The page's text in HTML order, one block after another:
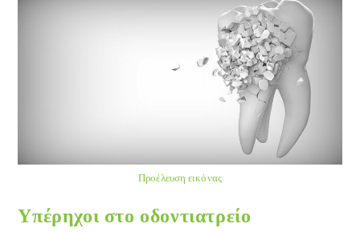
Προέλευση εικόνας
Υπέρηχοι στο οδοντιατρείο